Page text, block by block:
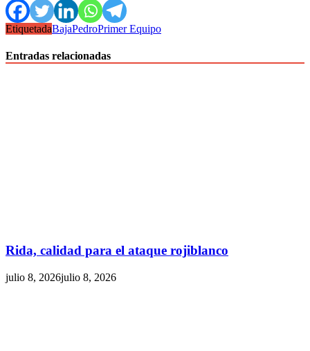
EtiquetadaBajaPedroPrimer Equipo
Entradas relacionadas
Rida, calidad para el ataque rojiblanco
julio 8, 2026julio 8, 2026